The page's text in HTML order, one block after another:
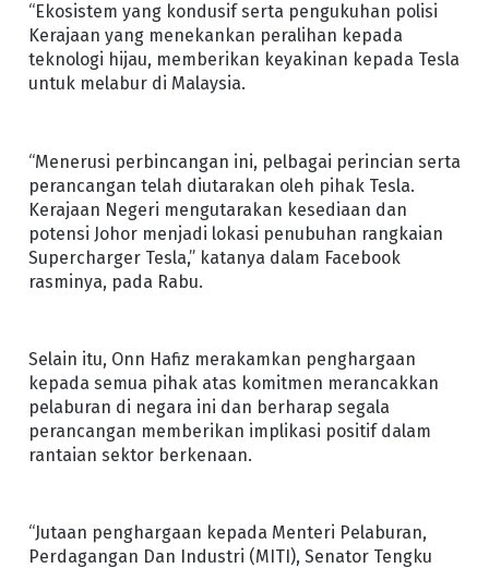
“Ekosistem yang kondusif serta pengukuhan polisi
Kerajaan yang menekankan peralihan kepada
teknologi hijau, memberikan keyakinan kepada Tesla
untuk melabur di Malaysia.
“Menerusi perbincangan ini, pelbagai perincian serta
perancangan telah diutarakan oleh pihak Tesla.
Kerajaan Negeri mengutarakan kesediaan dan
potensi Johor menjadi lokasi penubuhan rangkaian
Supercharger Tesla,” katanya dalam Facebook
rasminya, pada Rabu.
Selain itu, Onn Hafiz merakamkan penghargaan
kepada semua pihak atas komitmen merancakkan
pelaburan di negara ini dan berharap segala
perancangan memberikan implikasi positif dalam
rantaian sektor berkenaan.
“Jutaan penghargaan kepada Menteri Pelaburan,
Perdagangan Dan Industri (MITI), Senator Tengku